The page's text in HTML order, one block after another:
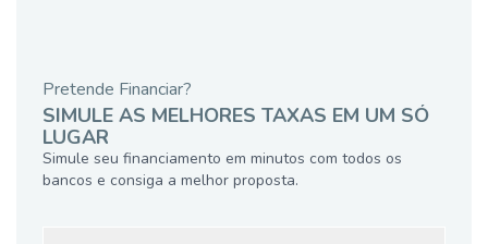
Pretende Financiar?
SIMULE AS MELHORES TAXAS EM UM SÓ
LUGAR
Simule seu financiamento em minutos com todos os
bancos e consiga a melhor proposta.